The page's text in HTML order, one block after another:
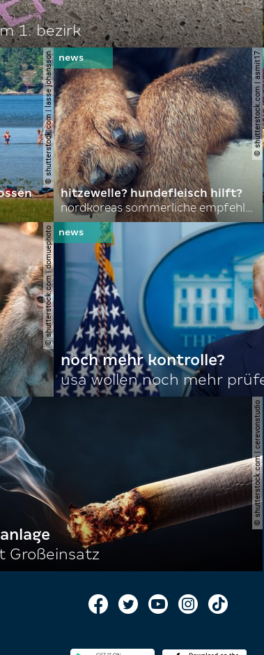
1. bezirk
© shutterstock.com | lasse johansson © shutterstock.com | asmit17
hitzewelle? hundefleisch hilft?
nordkoreas sommerliche empfehlungen
© shutterstock.com | domuephoto
noch mehr kontrolle?
usa wollen noch mehr
© shutterstock.com | cerevonstudio
Großeinsatz